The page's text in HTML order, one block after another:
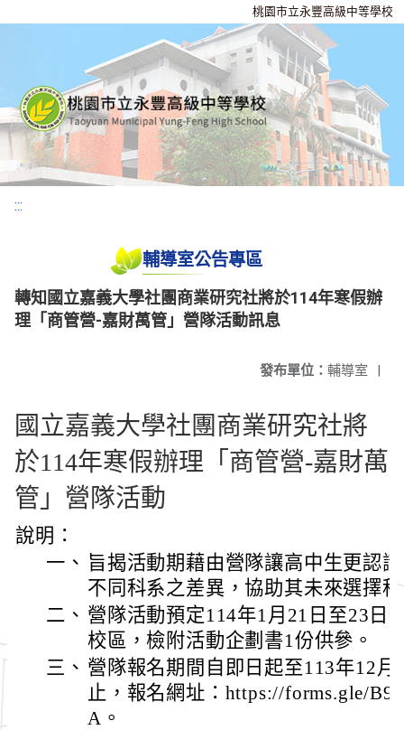
桃園市立永豐高級中等學校
:::
輔導室公告專區
轉知國立嘉義大學社團商業研究社將於114年寒假辦
理「商管營-嘉財萬管」營隊活動訊息
發布單位： 輔導室 |
國立嘉義大學社團商業研究社將
於114年寒假辦理「商管營-嘉財萬
管」營隊活動
說明：
一、 旨揭活動期藉由營隊讓高中生更認
不同科系之差異，協助其未來選擇
二、 營隊活動預定114年1月21日至23日
校區，檢附活動企劃書1份供參。
三、 營隊報名期間自即日起至113年12
止，報名網址：https://forms.gle/
A。